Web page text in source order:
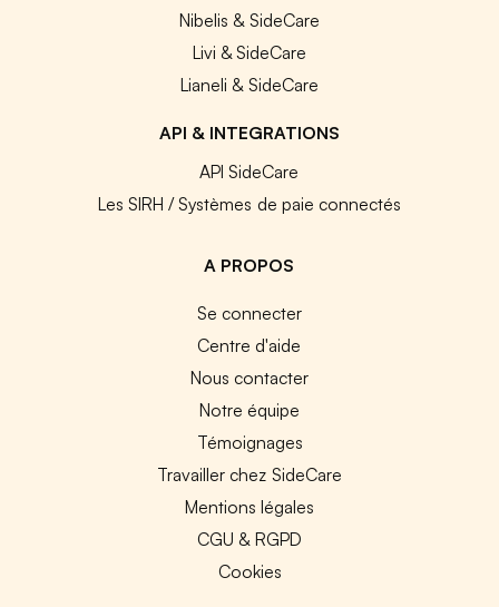
Nibelis & SideCare
Livi & SideCare
Lianeli & SideCare
API & INTEGRATIONS
API SideCare
Les SIRH / Systèmes de paie connectés
A PROPOS
Se connecter
Centre d'aide
Nous contacter
Notre équipe
Témoignages
Travailler chez SideCare
Mentions légales
CGU & RGPD
Cookies